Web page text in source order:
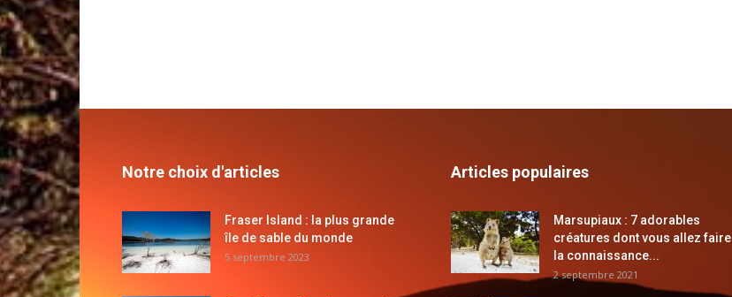
Notre choix d'articles
Fraser Island : la plus grande
île de sable du monde
5 septembre 2023
Articles populaires
Marsupiaux : 7 adorables
créatures dont vous allez faire
la connaissance...
2 septembre 2021